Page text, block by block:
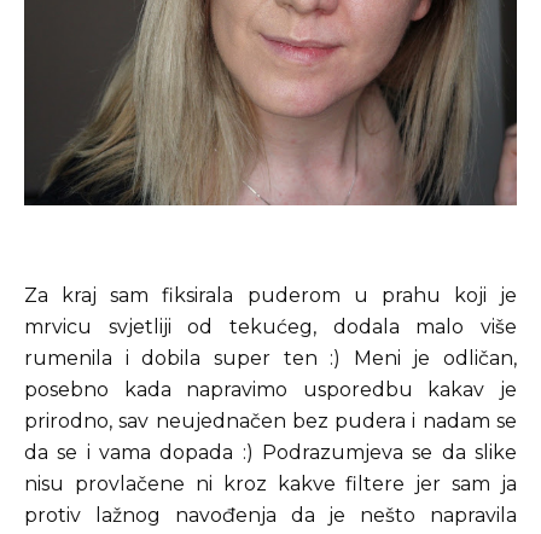
Za kraj sam fiksirala puderom u prahu koji je
mrvicu svjetliji od tekućeg, dodala malo više
rumenila i dobila super ten :) Meni je odličan,
posebno kada napravimo usporedbu kakav je
prirodno, sav neujednačen bez pudera i nadam se
da se i vama dopada :) Podrazumjeva se da slike
nisu provlačene ni kroz kakve filtere jer sam ja
protiv lažnog navođenja da je nešto napravila